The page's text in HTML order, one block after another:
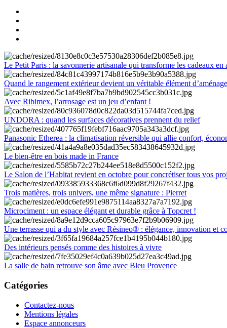
Le Petit Paris : la savonnerie artisanale qui transforme les cadeaux en
Quand le rangement extérieur devient un véritable élément
Avec Ribimex, l’arrosage est un jeu d’enfant !
UNDORA : quand les surfaces décoratives prennent du relief
Panasonic Etherea : la climatisation réversible qui allie confort,
Le bien-être en bois made in France
Le Salon de l’Habitat revient en octobre pour concrétiser tous vos
Trois matières, trois univers, une même signature : Pierret
Microciment : un espace élégant et durable grâce à Topcret !
Une terrasse qui a du style avec Résineo® : élégance, innovation et
Des intérieurs pensés comme des histoires à vivre
La salle de bain retrouve son âme avec Bleu Provence
Catégories
Contactez-nous
Mentions légales
Espace annonceurs